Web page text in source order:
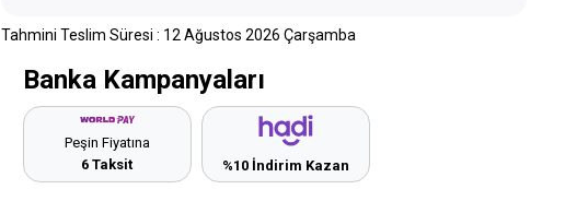
Tahmini Teslim Süresi : 12 Ağustos 2026 Çarşamba
Banka Kampanyaları
Peşin Fiyatına
6 Taksit
%10 İndirim Kazan